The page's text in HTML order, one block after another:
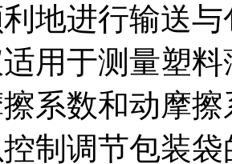
利地进行输送
用于测量塑
系数和动摩
制调节包装